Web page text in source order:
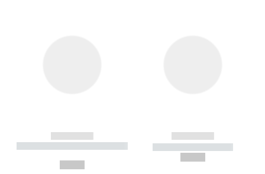
------------
----------- ----------- --------
------------
----------- -----------